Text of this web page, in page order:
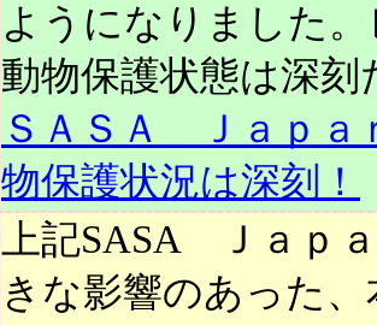
ようになりました
動物保護状態は深
ＳＡＳＡ Ｊａｐ
物保護状況は深刻！
上記SASA Ｊａｐ
きな影響のあった